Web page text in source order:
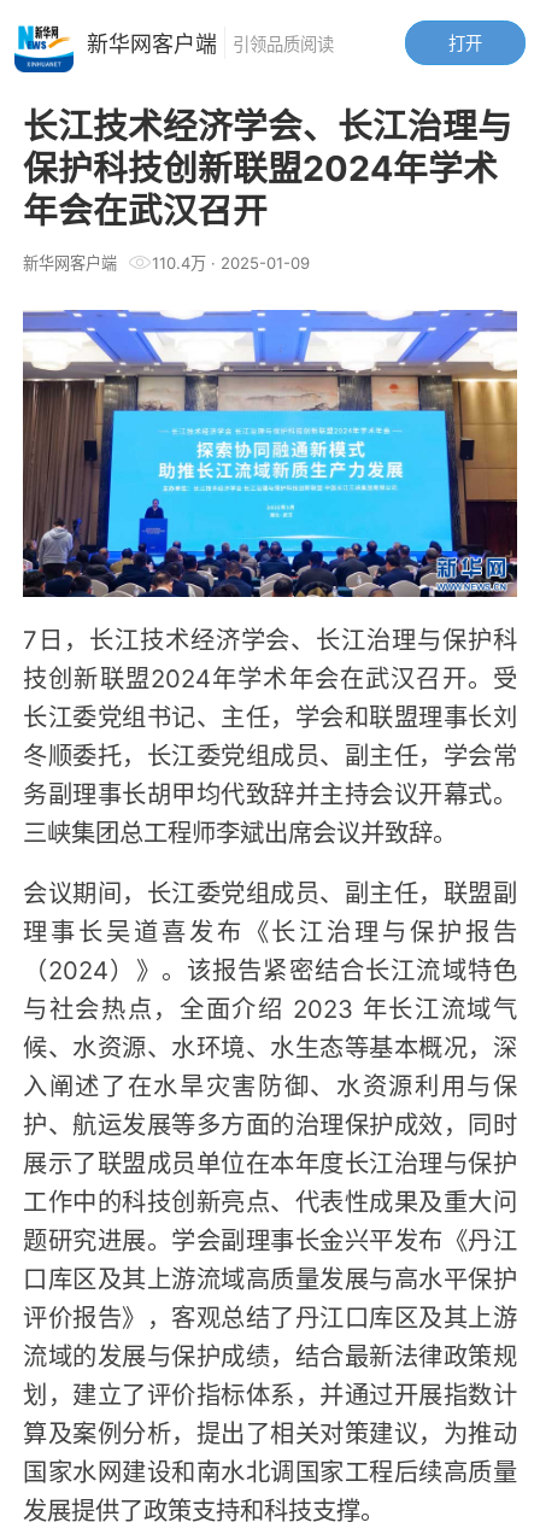
长江技术经济学会、长江治理与
保护科技创新联盟2024年学术
年会在武汉召开
新华网客户端 110.4万· 2025-01-09
7日，长江技术经济学会、长江治理与保护科
技创新联盟2024年学术年会在武汉召开。受
长江委党组书记、主任，学会和联盟理事长刘
冬顺委托，长江委党组成员、副主任，学会常
务副理事长胡甲均代致辞并主持会议开幕式。
三峡集团总工程师李斌出席会议并致辞。
会议期间，长江委党组成员、副主任，联盟副
理事长吴道喜发布《长江治理与保护报告
（2024）》。该报告紧密结合长江流域特色
与社会热点，全面介绍 2023 年长江流域气
候、水资源、水环境、水生态等基本概况，深
入阐述了在水旱灾害防御、水资源利用与保
护、航运发展等多方面的治理保护成效，同时
展示了联盟成员单位在本年度长江治理与保护
工作中的科技创新亮点、代表性成果及重大问
题研究进展。学会副理事长金兴平发布《丹江
口库区及其上游流域高质量发展与高水平保护
评价报告》，客观总结了丹江口库区及其上游
流域的发展与保护成绩，结合最新法律政策规
划，建立了评价指标体系，并通过开展指数计
算及案例分析，提出了相关对策建议，为推动
国家水网建设和南水北调国家工程后续高质量
发展提供了政策支持和科技支撑。
打开
新华网客户端 引领品质阅读